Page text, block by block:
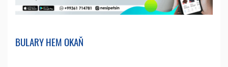
BULARY HEM OKAŇ